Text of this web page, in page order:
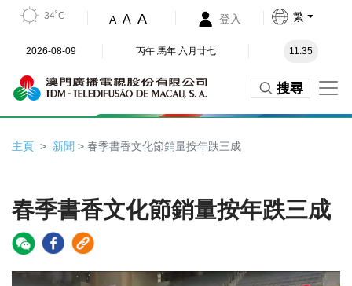
34˚C A A A 登入 繁
2026-08-09 丙午 馬年 六月廿七 11:35
搜尋
主頁 新聞 > 春季書香文化節銷量按年跌三成
春季書香文化節銷量按年跌三成